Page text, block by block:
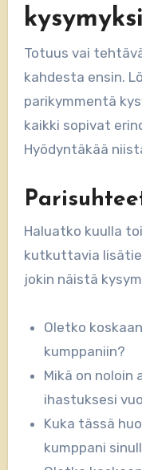
Totuus vai
kahdesta ensin.
parikymmentä
kaikki sopivat
Hyödyntäkää
Haluatko kuulla
kutkuttavia
jokin näistä
Oletko
kumppaniin?
Mikä on
ihastuksesi
Kuka tässä
kumppani